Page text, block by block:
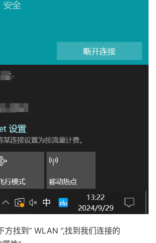
方找到“ WLAN ”,找到我们连接的